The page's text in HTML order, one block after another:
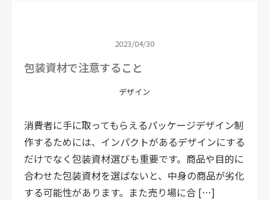
2023/04/30
包装資材で注意すること
デザイン
消費者に手に取ってもらえるパッケージデザイン制
作するためには、インパクトがあるデザインにする
だけでなく包装資材選びも重要です。商品や目的に
合わせた包装資材を選ばないと、中身の商品が劣化
する可能性があります。また売り場に合 […]